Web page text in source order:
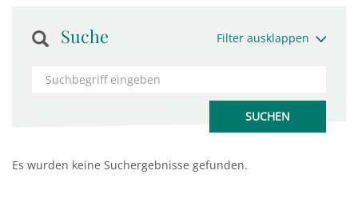
Suche Filter ausklappen
Es wurden keine Suchergebnisse gefunden.